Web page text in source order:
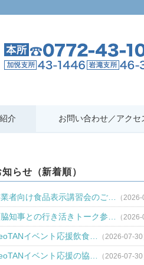
介 お問い合わせ／アクセ
知らせ（新着順）
者向け食品表示講習会のご… （
知事との行き活きトーク参… （
イベント応援飲食… （2026-07-30
イベント応援の協… （2026-07-30